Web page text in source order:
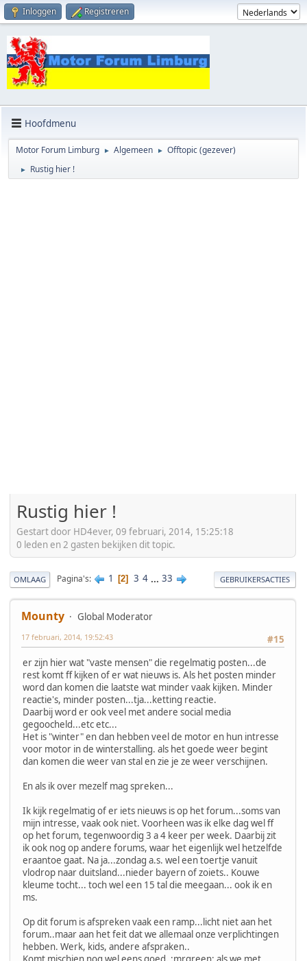
Inloggen Registreren
Hoofdmenu
Motor Forum Limburg ► Algemeen ► Offtopic (gezever)
► Rustig hier !
Rustig hier !
Gestart door HD4ever, 09 februari, 2014, 15:25:18
0 leden en 2 gasten bekijken dit topic.
OMLAAG Pagina's 1 2 3 4 ... 33 GEBRUIKERSACTIES
Mounty
Global Moderator
#15
17 februari, 2014, 19:52:43
er zijn hier wat "vaste mensen" die regelmatig posten...de
rest komt ff kijken of er wat nieuws is. Als het posten minder
word dan komen die laatste wat minder vaak kijken. Minder
reactie's, minder posten...tja...ketting reactie.
Daarbij word er ook veel met andere social media
gegoocheld...etc etc...
Het is "winter" en dan hebben veel de motor en hun intresse
voor motor in de winterstalling. als het goede weer begint
dan komen die weer van stal en zie je ze weer verschijnen.
En als ik over mezelf mag spreken...
Ik kijk regelmatig of er iets nieuws is op het forum...soms van
mijn intresse, vaak ook niet. Voorheen was ik elke dag wel ff
op het forum, tegenwoordig 3 a 4 keer per week. Daarbij zit
ik ook nog op andere forums, waar het eigenlijk wel hetzelfde
eraantoe gaat. Na ja...zondag a.s. wel een toertje vanuit
vlodrop naar duitsland...nieder bayern of zoiets.. Kouwe
kleume tocht... toch wel een 15 tal die meegaan... ook ik en
ms.
Op dit forum is afspreken vaak een ramp...licht niet aan het
forum..maar aan het feit dat we allemaal onze verplichtingen
hebben. Werk, kids, andere afspraken..